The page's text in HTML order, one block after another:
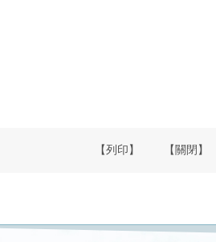
【列印】 【關閉】